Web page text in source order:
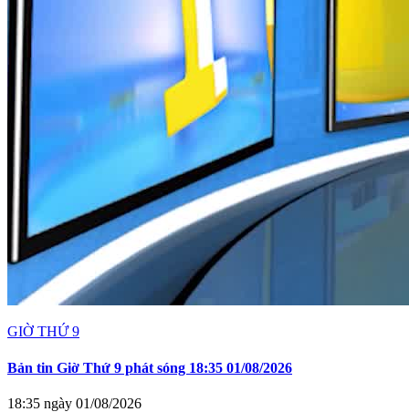
GIỜ THỨ 9
Bản tin Giờ Thứ 9 phát sóng 18:35 01/08/2026
18:35 ngày 01/08/2026